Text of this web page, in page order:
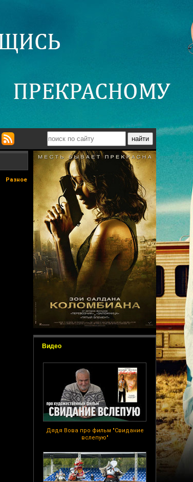
Видео
Дядя Вова про фильм "Свидание
вслепую"
Разное